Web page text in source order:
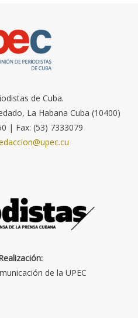
de Cuba.
La Habana Cuba (10400)
| Fax: (53) 7333079
de la UPEC